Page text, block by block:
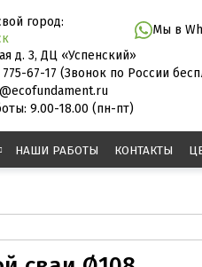
город:
Мы в
д. 3, ДЦ «Успенский»
67-17 (Звонок по России
9.00-18.00 (пн-пт)
НАШИ РАБОТЫ КОНТАКТЫ